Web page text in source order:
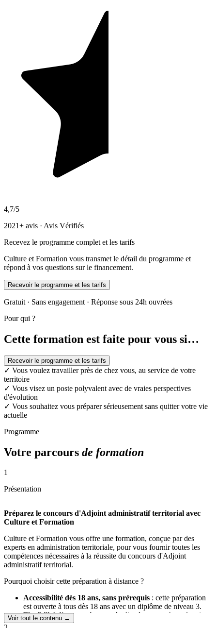
4,7/5
2021+ avis · Avis Vérifiés
Recevez le programme complet et les tarifs
Culture et Formation vous transmet le détail du programme et
répond à vos questions sur le financement.
Recevoir le programme et les tarifs
Gratuit · Sans engagement · Réponse sous 24h ouvrées
Pour qui ?
Cette formation est faite pour vous si…
Recevoir le programme et les tarifs
✓ Vous voulez travailler près de chez vous, au service de votre
territoire
✓ Vous visez un poste polyvalent avec de vraies perspectives
d'évolution
✓ Vous souhaitez vous préparer sérieusement sans quitter votre vie
actuelle
Programme
Votre parcours de formation
1
Présentation
Préparez le concours d'Adjoint administratif territorial avec
Culture et Formation
Culture et Formation vous offre une formation, conçue par des
experts en administration territoriale, pour vous fournir toutes les
compétences nécessaires à la réussite du concours d'Adjoint
administratif territorial.
Pourquoi choisir cette préparation à distance ?
Accessibilité dès 18 ans, sans prérequis : cette préparation
est ouverte à tous dès 18 ans avec un diplôme de niveau 3.
Flexibilité d'apprentissage
: étudiez à votre rythme depuis
chez vous. Cette méthode vous permet d'adapter vos études à
Voir tout le contenu →